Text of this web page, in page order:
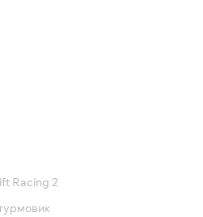
Racing 2